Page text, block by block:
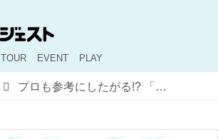
TOUR EVENT PLAY
プロも参考にしたがる!? 「横浜ミナトチャンピオンシップ」出場選手たちの“基礎練習”3選！